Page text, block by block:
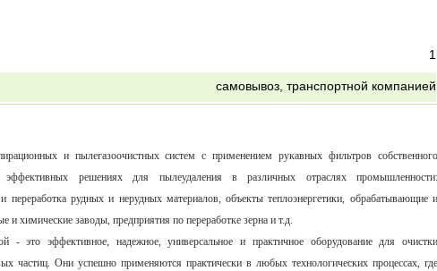
1
самовывоз, транспортной компанией
и пылегазоочистных систем с применением рукавных фильтров собственного
решениях для пылеудаления в различных отраслях промышленности:
переработка рудных и нерудных материалов, объекты теплоэнергетики, обрабатывающие и
и химические заводы, предприятия по переработке зерна и т.д.
- это эффективное, надежное, универсальное и практичное оборудование для очистки
частиц. Они успешно применяются практически в любых технологических процессах, где